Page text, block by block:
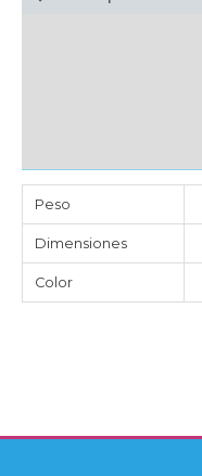
Peso
Dimensiones
Color